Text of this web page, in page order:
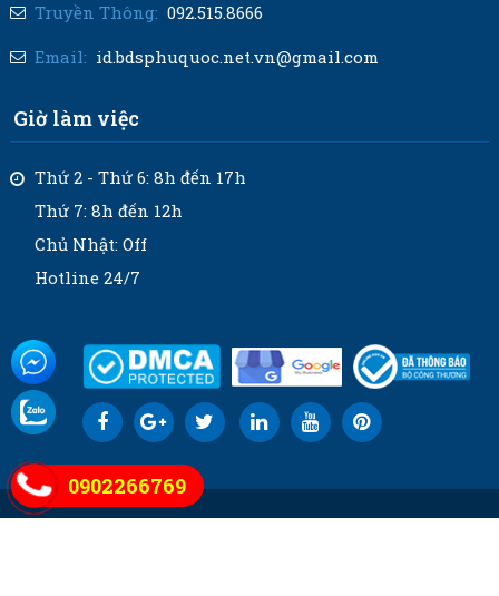
Truyền Thông: 092.515.8666
Email: id.bdsphuquoc.net.vn@gmail.com
Giờ làm việc
Thứ 2 - Thứ 6: 8h đến 17h
Thứ 7: 8h đến 12h
Chủ Nhật: Off
Hotline 24/7
0902266769